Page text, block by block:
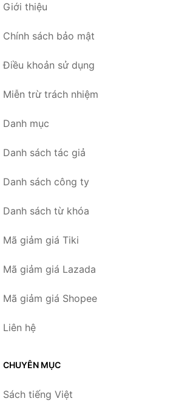
Giới thiệu
Chính sách bảo mật
Điều khoản sử dụng
Miễn trừ trách nhiệm
Danh mục
Danh sách tác giả
Danh sách công ty
Danh sách từ khóa
Mã giảm giá Tiki
Mã giảm giá Lazada
Mã giảm giá Shopee
Liên hệ
CHUYÊN MỤC
Sách tiếng Việt